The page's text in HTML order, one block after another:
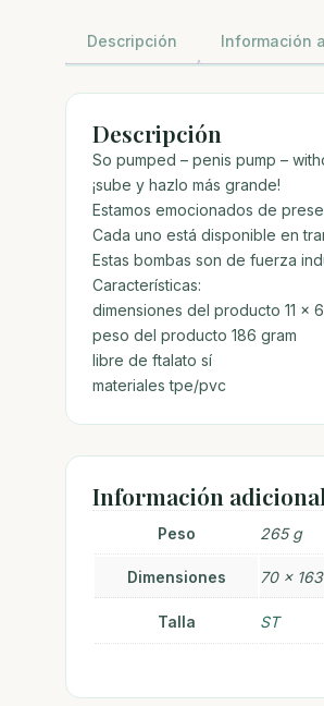
Descripción Información
Descripción
So pumped – penis pump –
¡sube y hazlo más grande!
Estamos emocionados de
Cada uno está disponible en
Estas bombas son de fuerza
Características:
dimensiones del producto 11 x
peso del producto 186 gram
libre de ftalato sí
materiales tpe/pvc
Información adicional
Peso 265 g
Dimensiones 70 ×
Talla ST